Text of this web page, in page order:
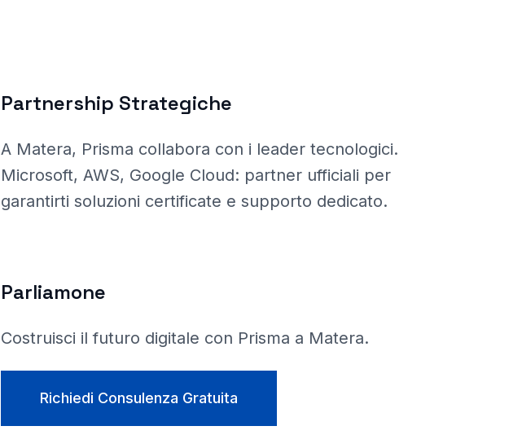
Partnership Strategiche
A Matera, Prisma collabora con i leader tecnologici.
Microsoft, AWS, Google Cloud: partner ufficiali per
garantirti soluzioni certificate e supporto dedicato.
Parliamone
Costruisci il futuro digitale con Prisma a Matera.
Richiedi Consulenza Gratuita